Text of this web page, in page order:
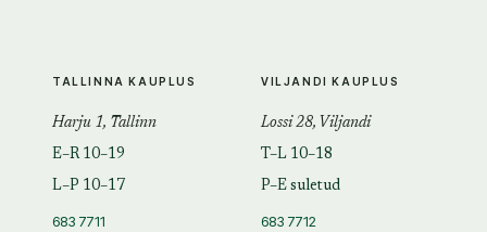
TALLINNA KAUPLUS
Harju 1, Tallinn
E–R 10–19
L–P 10–17
683 7711
VILJANDI KAUPLUS
Lossi 28, Viljandi
T–L 10–18
P–E suletud
683 7712